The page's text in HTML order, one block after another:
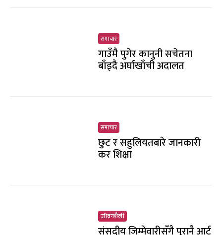
समाचार
गाउँमै पुगेर कानुनी सचेतना
बाँड्दै अर्घाखाँची अदालत
समाचार
छुट र सहुलियतबारे जानकारी
कर शिक्षा
जीवनशैली
संसदीय जिम्मेवारीसँगै पुरानै आर्ट